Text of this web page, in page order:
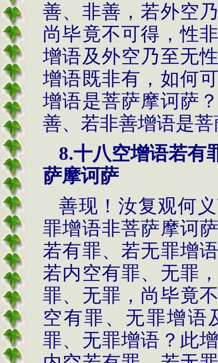
善、非善，若外空
尚毕竟不可得，性
增语及外空乃至无
增语既非有，如何
增语是菩萨摩诃萨
善、若非善增语是
8.十八空增语若有
萨摩诃萨
善现！汝复观何
罪增语非菩萨摩诃
若有罪、若无罪增
若内空有罪、无罪
罪、无罪，尚毕竟
空有罪、无罪增语
罪、无罪增语？此